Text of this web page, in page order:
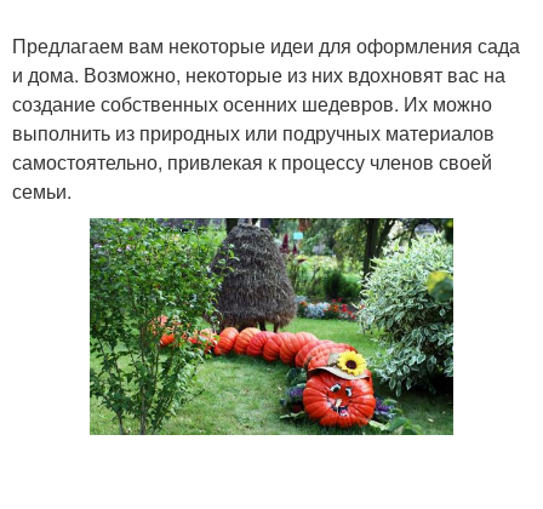
Предлагаем вам некоторые идеи для оформления сада
и дома. Возможно, некоторые из них вдохновят вас на
создание собственных осенних шедевров. Их можно
выполнить из природных или подручных материалов
самостоятельно, привлекая к процессу членов своей
семьи.